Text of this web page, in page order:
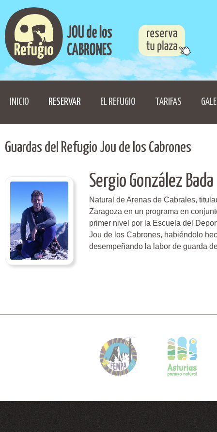
INICIO RESERVAR EL REFUGIO TARIFAS
Guardas del Refugio Jou de los Cabrones
Sergio González Bada
Natural de Arenas de Cabrales,
Zaragoza en un programa en
primer nivel por la Escuela del
Jou de los Cabrones, habiéndolo
desempeñando la labor de guarda